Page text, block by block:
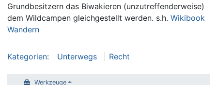
Grundbesitzern das Biwakieren (unzutreffenderweise)
dem Wildcampen gleichgestellt werden. s.h. Wikibook
Wandern
Kategorien: Unterwegs Recht
Werkzeuge